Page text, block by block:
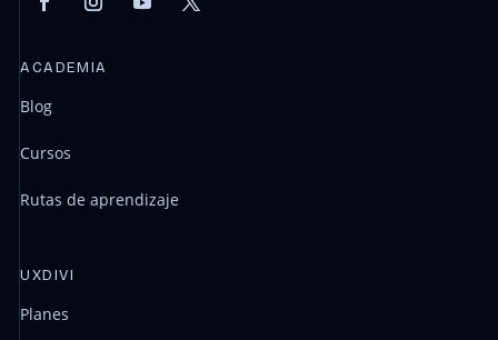
ACADEMIA
Blog
Cursos
Rutas de aprendizaje
UXDIVI
Planes